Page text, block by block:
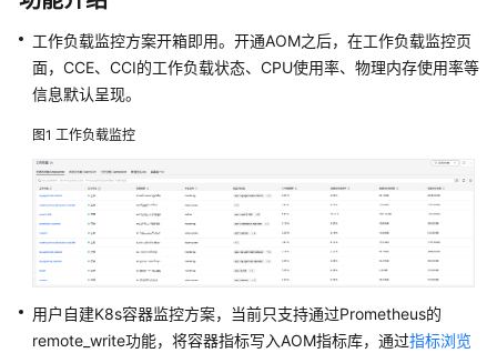
费
说
明
快
速
门
用
户
指
南
工作负载监控方案开箱即用。开通AOM之后，在工作负载监控页
面，CCE、CCI的工作负载状态、CPU使用率、物理内存使用率等
信息默认呈现。
图1 工作负载监控
用户自建K8s容器监控方案，当前只支持通过Prometheus的
remote_write功能，将容器指标写入AOM指标库，通过指标浏览